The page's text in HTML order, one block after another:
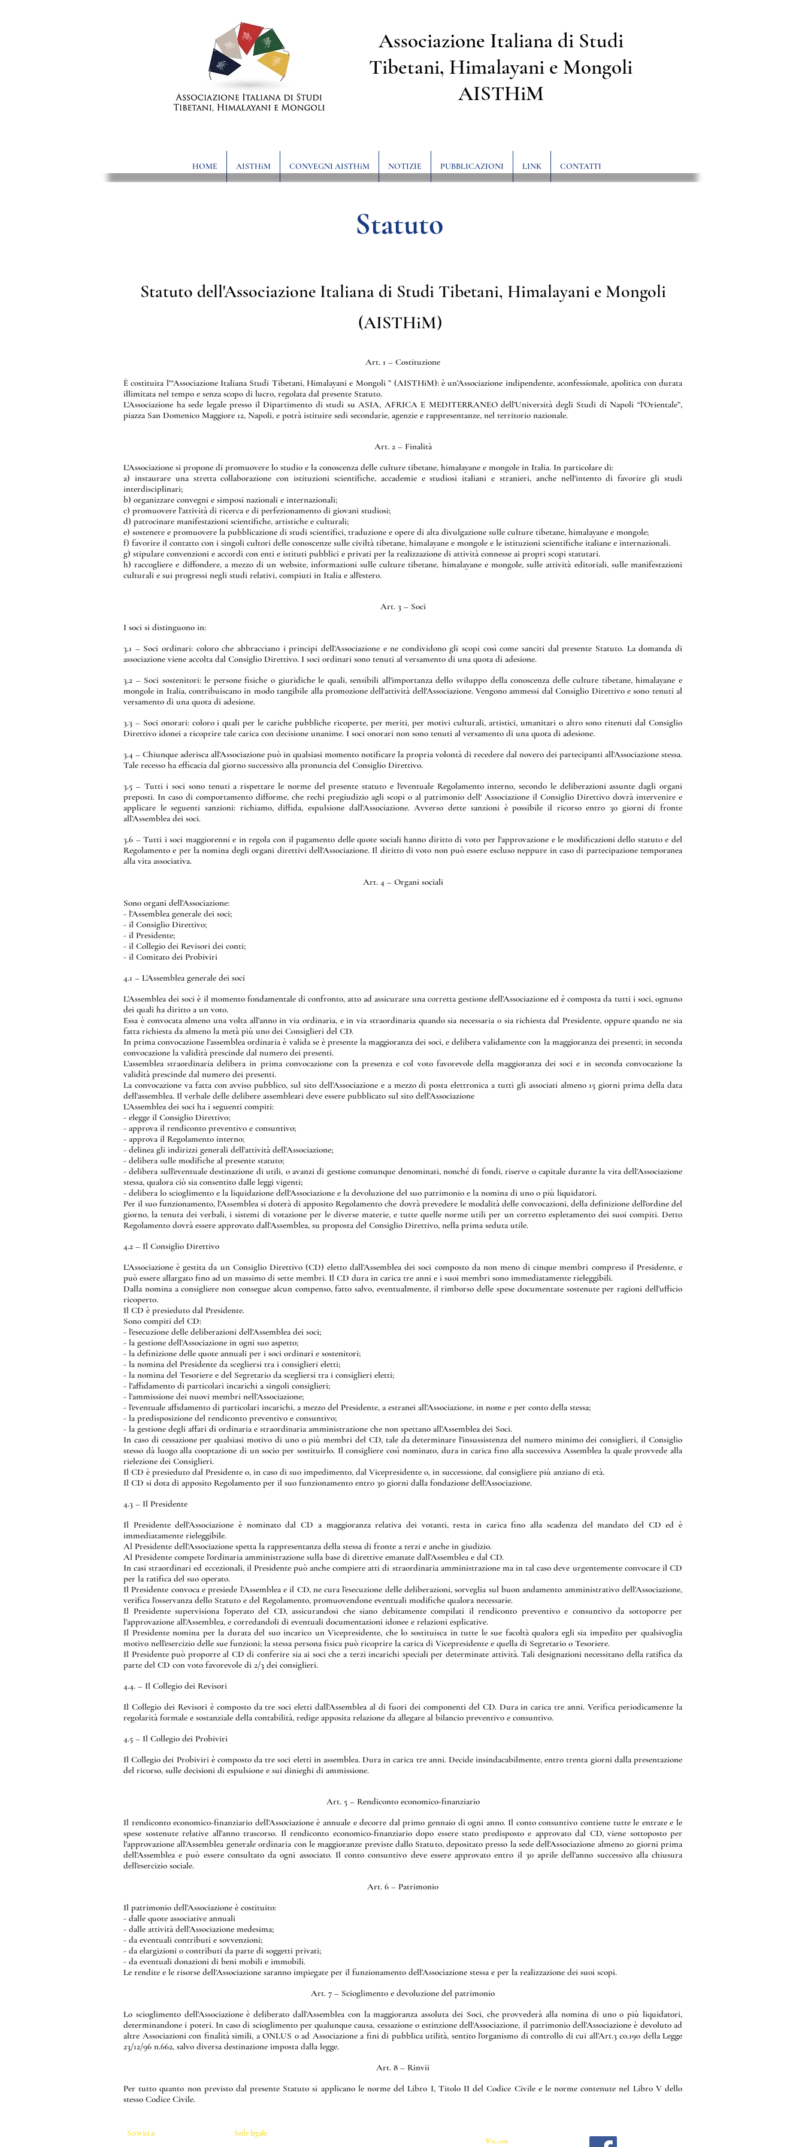
Associazione Italiana di Studi
Tibetani, Himalayani e Mongoli
AISTHiM
HOME AISTHiM CONVEGNI AISTHiM NOTIZIE PUBBLICAZIONI LINK CONTATTI
Statuto
Statuto dell'Associazione Italiana di Studi Tibetani, Himalayani e Mongoli
(AISTHiM)
Art. 1 – Costituzione
È costituita l’“Associazione Italiana Studi Tibetani, Himalayani e Mongoli ” (AISTHiM): è un’Associazione indipendente, aconfessionale, apolitica con durata
illimitata nel tempo e senza scopo di lucro, regolata dal presente Statuto.
L’Associazione ha sede legale presso il Dipartimento di studi su ASIA, AFRICA E MEDITERRANEO dell’Università degli Studi di Napoli “l’Orientale”,
piazza San Domenico Maggiore 12, Napoli, e potrà istituire sedi secondarie, agenzie e rappresentanze, nel territorio nazionale.
Art. 2 – Finalità
L'Associazione si propone di promuovere lo studio e la conoscenza delle culture tibetane, himalayane e mongole in Italia. In particolare di:
a) instaurare una stretta collaborazione con istituzioni scientifiche, accademie e studiosi italiani e stranieri, anche nell'intento di favorire gli studi
interdisciplinari;
b) organizzare convegni e simposi nazionali e internazionali;
c) promuovere l’attività di ricerca e di perfezionamento di giovani studiosi;
d) patrocinare manifestazioni scientifiche, artistiche e culturali;
e) sostenere e promuovere la pubblicazione di studi scientifici, traduzione e opere di alta divulgazione sulle culture tibetane, himalayane e mongole;
f) favorire il contatto con i singoli cultori delle conoscenze sulle civiltà tibetane, himalayane e mongole e le istituzioni scientifiche italiane e internazionali.
g) stipulare convenzioni e accordi con enti e istituti pubblici e privati per la realizzazione di attività connesse ai propri scopi statutari.
h) raccogliere e diffondere, a mezzo di un website, informazioni sulle culture tibetane, himalayane e mongole, sulle attività editoriali, sulle manifestazioni
culturali e sui progressi negli studi relativi, compiuti in Italia e all'estero.
Art. 3 – Soci
I soci si distinguono in:
3.1 – Soci ordinari: coloro che abbracciano i principi dell’Associazione e ne condividono gli scopi così come sanciti dal presente Statuto. La domanda di
associazione viene accolta dal Consiglio Direttivo. I soci ordinari sono tenuti al versamento di una quota di adesione.
3.2 – Soci sostenitori: le persone fisiche o giuridiche le quali, sensibili all'importanza dello sviluppo della conoscenza delle culture tibetane, himalayane e
mongole in Italia, contribuiscano in modo tangibile alla promozione dell'attività dell'Associazione. Vengono ammessi dal Consiglio Direttivo e sono tenuti al
versamento di una quota di adesione.
3.3 – Soci onorari: coloro i quali per le cariche pubbliche ricoperte, per meriti, per motivi culturali, artistici, umanitari o altro sono ritenuti dal Consiglio
Direttivo idonei a ricoprire tale carica con decisione unanime. I soci onorari non sono tenuti al versamento di una quota di adesione.
3.4 – Chiunque aderisca all’Associazione può in qualsiasi momento notificare la propria volontà di recedere dal novero dei partecipanti all’Associazione stessa.
Tale recesso ha efficacia dal giorno successivo alla pronuncia del Consiglio Direttivo.
3.5 – Tutti i soci sono tenuti a rispettare le norme del presente statuto e l'eventuale Regolamento interno, secondo le deliberazioni assunte dagli organi
preposti. In caso di comportamento difforme, che rechi pregiudizio agli scopi o al patrimonio dell' Associazione il Consiglio Direttivo dovrà intervenire e
applicare le seguenti sanzioni: richiamo, diffida, espulsione dall’Associazione. Avverso dette sanzioni è possibile il ricorso entro 30 giorni di fronte
all’Assemblea dei soci.
3.6 – Tutti i soci maggiorenni e in regola con il pagamento delle quote sociali hanno diritto di voto per l'approvazione e le modificazioni dello statuto e del
Regolamento e per la nomina degli organi direttivi dell'Associazione. Il diritto di voto non può essere escluso neppure in caso di partecipazione temporanea
alla vita associativa.
Art. 4 – Organi sociali
Sono organi dell’Associazione:
- l’Assemblea generale dei soci;
- il Consiglio Direttivo;
- il Presidente;
- il Collegio dei Revisori dei conti;
- il Comitato dei Probiviri
4.1 – L’Assemblea generale dei soci
L’Assemblea dei soci è il momento fondamentale di confronto, atto ad assicurare una corretta gestione dell’Associazione ed è composta da tutti i soci, ognuno
dei quali ha diritto a un voto.
Essa è convocata almeno una volta all’anno in via ordinaria, e in via straordinaria quando sia necessaria o sia richiesta dal Presidente, oppure quando ne sia
fatta richiesta da almeno la metà più uno dei Consiglieri del CD.
In prima convocazione l’assemblea ordinaria è valida se è presente la maggioranza dei soci, e delibera validamente con la maggioranza dei presenti; in seconda
convocazione la validità prescinde dal numero dei presenti.
L’assemblea straordinaria delibera in prima convocazione con la presenza e col voto favorevole della maggioranza dei soci e in seconda convocazione la
validità prescinde dal numero dei presenti.
La convocazione va fatta con avviso pubblico, sul sito dell’Associazione e a mezzo di posta elettronica a tutti gli associati almeno 15 giorni prima della data
dell’assemblea. Il verbale delle delibere assembleari deve essere pubblicato sul sito dell’Associazione
L’Assemblea dei soci ha i seguenti compiti:
- elegge il Consiglio Direttivo;
- approva il rendiconto preventivo e consuntivo;
- approva il Regolamento interno;
- delinea gli indirizzi generali dell’attività dell’Associazione;
- delibera sulle modifiche al presente statuto;
- delibera sull’eventuale destinazione di utili, o avanzi di gestione comunque denominati, nonché di fondi, riserve o capitale durante la vita dell’Associazione
stessa, qualora ciò sia consentito dalle leggi vigenti;
- delibera lo scioglimento e la liquidazione dell’Associazione e la devoluzione del suo patrimonio e la nomina di uno o più liquidatori.
Per il suo funzionamento, l’Assemblea si doterà di apposito Regolamento che dovrà prevedere le modalità delle convocazioni, della definizione dell’ordine del
giorno, la tenuta dei verbali, i sistemi di votazione per le diverse materie, e tutte quelle norme utili per un corretto espletamento dei suoi compiti. Detto
Regolamento dovrà essere approvato dall’Assemblea, su proposta del Consiglio Direttivo, nella prima seduta utile.
4.2 – Il Consiglio Direttivo
L’Associazione è gestita da un Consiglio Direttivo (CD) eletto dall’Assemblea dei soci composto da non meno di cinque membri compreso il Presidente, e
può essere allargato fino ad un massimo di sette membri. Il CD dura in carica tre anni e i suoi membri sono immediatamente rieleggibili.
Dalla nomina a consigliere non consegue alcun compenso, fatto salvo, eventualmente, il rimborso delle spese documentate sostenute per ragioni dell’ufficio
ricoperto.
Il CD è presieduto dal Presidente.
Sono compiti del CD:
- l’esecuzione delle deliberazioni dell’Assemblea dei soci;
- la gestione dell’Associazione in ogni suo aspetto;
- la definizione delle quote annuali per i soci ordinari e sostenitori;
- la nomina del Presidente da scegliersi tra i consiglieri eletti;
- la nomina del Tesoriere e del Segretario da scegliersi tra i consiglieri eletti;
- l’affidamento di particolari incarichi a singoli consiglieri;
- l’ammissione dei nuovi membri nell’Associazione;
- l’eventuale affidamento di particolari incarichi, a mezzo del Presidente, a estranei all’Associazione, in nome e per conto della stessa;
- la predisposizione del rendiconto preventivo e consuntivo;
- la gestione degli affari di ordinaria e straordinaria amministrazione che non spettano all’Assemblea dei Soci.
In caso di cessazione per qualsiasi motivo di uno o più membri del CD, tale da determinare l’insussistenza del numero minimo dei consiglieri, il Consiglio
stesso dà luogo alla cooptazione di un socio per sostituirlo. Il consigliere così nominato, dura in carica fino alla successiva Assemblea la quale provvede alla
rielezione dei Consiglieri.
Il CD è presieduto dal Presidente o, in caso di suo impedimento, dal Vicepresidente o, in successione, dal consigliere più anziano di età.
Il CD si dota di apposito Regolamento per il suo funzionamento entro 30 giorni dalla fondazione dell’Associazione.
4.3 – Il Presidente
Il Presidente dell’Associazione è nominato dal CD a maggioranza relativa dei votanti, resta in carica fino alla scadenza del mandato del CD ed è
immediatamente rieleggibile.
Al Presidente dell’Associazione spetta la rappresentanza della stessa di fronte a terzi e anche in giudizio.
Al Presidente compete l’ordinaria amministrazione sulla base di direttive emanate dall’Assemblea e dal CD.
In casi straordinari ed eccezionali, il Presidente può anche compiere atti di straordinaria amministrazione ma in tal caso deve urgentemente convocare il CD
per la ratifica del suo operato.
Il Presidente convoca e presiede l’Assemblea e il CD, ne cura l’esecuzione delle deliberazioni, sorveglia sul buon andamento amministrativo dell’Associazione,
verifica l’osservanza dello Statuto e del Regolamento, promuovendone eventuali modifiche qualora necessarie.
Il Presidente supervisiona l’operato del CD, assicurandosi che siano debitamente compilati il rendiconto preventivo e consuntivo da sottoporre per
l’approvazione all’Assemblea, e corredandoli di eventuali documentazioni idonee e relazioni esplicative.
Il Presidente nomina per la durata del suo incarico un Vicepresidente, che lo sostituisca in tutte le sue facoltà qualora egli sia impedito per qualsivoglia
motivo nell’esercizio delle sue funzioni; la stessa persona fisica può ricoprire la carica di Vicepresidente e quella di Segretario o Tesoriere.
Il Presidente può proporre al CD di conferire sia ai soci che a terzi incarichi speciali per determinate attività. Tali designazioni necessitano della ratifica da
parte del CD con voto favorevole di 2/3 dei consiglieri.
4.4. – Il Collegio dei Revisori
Il Collegio dei Revisori è composto da tre soci eletti dall’Assemblea al di fuori dei componenti del CD. Dura in carica tre anni. Verifica periodicamente la
regolarità formale e sostanziale della contabilità, redige apposita relazione da allegare al bilancio preventivo e consuntivo.
4.5 – Il Collegio dei Probiviri
Il Collegio dei Probiviri è composto da tre soci eletti in assemblea. Dura in carica tre anni. Decide insindacabilmente, entro trenta giorni dalla presentazione
del ricorso, sulle decisioni di espulsione e sui dinieghi di ammissione.
Art. 5 – Rendiconto economico-finanziario
Il rendiconto economico-finanziario dell’Associazione è annuale e decorre dal primo gennaio di ogni anno. Il conto consuntivo contiene tutte le entrate e le
spese sostenute relative all’anno trascorso. Il rendiconto economico-finanziario dopo essere stato predisposto e approvato dal CD, viene sottoposto per
l’approvazione all’Assemblea generale ordinaria con le maggioranze previste dallo Statuto, depositato presso la sede dell’Associazione almeno 20 giorni prima
dell’Assemblea e può essere consultato da ogni associato. Il conto consuntivo deve essere approvato entro il 30 aprile dell’anno successivo alla chiusura
dell’esercizio sociale.
Art. 6 – Patrimonio
Il patrimonio dell’Associazione è costituito:
- dalle quote associative annuali
- dalle attività dell’Associazione medesima;
- da eventuali contributi e sovvenzioni;
- da elargizioni o contributi da parte di soggetti privati;
- da eventuali donazioni di beni mobili e immobili.
Le rendite e le risorse dell’Associazione saranno impiegate per il funzionamento dell’Associazione stessa e per la realizzazione dei suoi scopi.
Art. 7 – Scioglimento e devoluzione del patrimonio
Lo scioglimento dell’Associazione è deliberato dall’Assemblea con la maggioranza assoluta dei Soci, che provvederà alla nomina di uno o più liquidatori,
determinandone i poteri. In caso di scioglimento per qualunque causa, cessazione o estinzione dell'Associazione, il patrimonio dell’Associazione è devoluto ad
altre Associazioni con finalità simili, a ONLUS o ad Associazione a fini di pubblica utilità, sentito l’organismo di controllo di cui all’Art.3 co.190 della Legge
23/12/96 n.662, salvo diversa destinazione imposta dalla legge.
Art. 8 – Rinvii
Per tutto quanto non previsto dal presente Statuto si applicano le norme del Libro I, Titolo II del Codice Civile e le norme contenute nel Libro V dello
stesso Codice Civile.
Wix.com
Scrivici a:​​
Sede legale: